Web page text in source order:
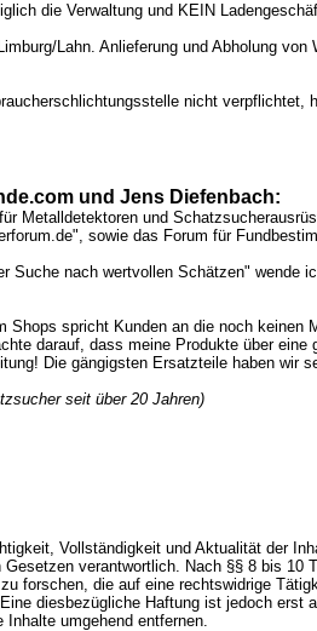
die Verwaltung und KEIN
Lahn. Anlieferung und Abholung von
nicht verpflichtet,
und Jens Diefenbach:
Metalldetektoren und
sowie das Forum für
Suche nach wertvollen Schätzen"
Shops spricht Kunden an die noch
darauf, dass meine Produkte über
Die gängigsten Ersatzteile haben wir
seit über 20 Jahren)
Vollständigkeit und Aktualität der
verantwortlich. Nach §§ 8 bis
forschen, die auf eine rechtswidrige
diesbezügliche Haftung ist jedoch
Inhalte umgehend entfernen.